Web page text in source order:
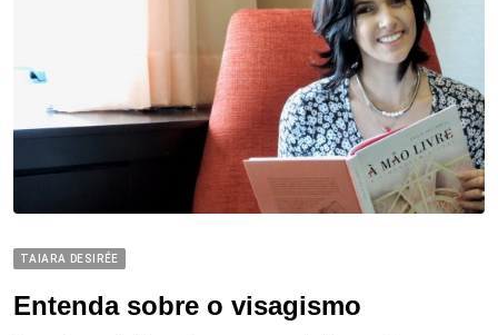
TAIARA DESIRÉE
Entenda sobre o visagismo